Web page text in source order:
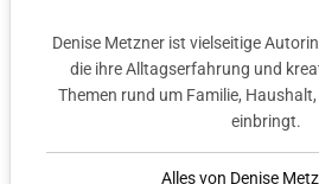
Denise Metzner ist vielseitige
die ihre Alltagserfahrung und
Themen rund um Familie,
einbringt.
Alles von Denise